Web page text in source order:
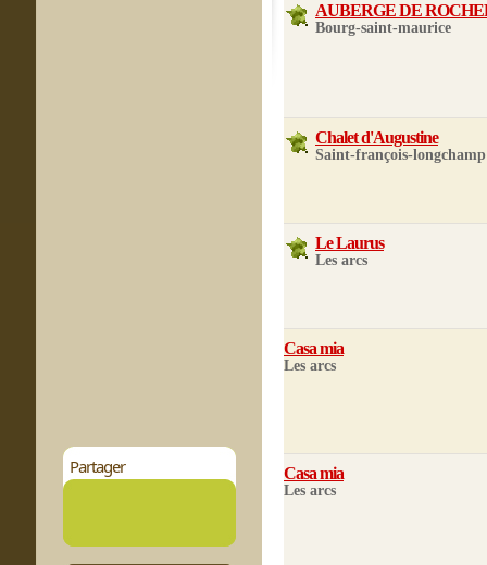
Partager
AUBERGE DE
Bourg-saint-maurice
Chalet d'Augustine
Saint-françois-longchamp
Le Laurus
Les arcs
Casa mia
Les arcs
Casa mia
Les arcs